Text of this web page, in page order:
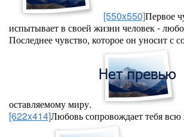
[550x550]Первое
испытывает в своей жизни человек -
Последнее чувство, которое он уносит с
оставляемому миру.
[622x414]Любовь сопровождает тебя всю